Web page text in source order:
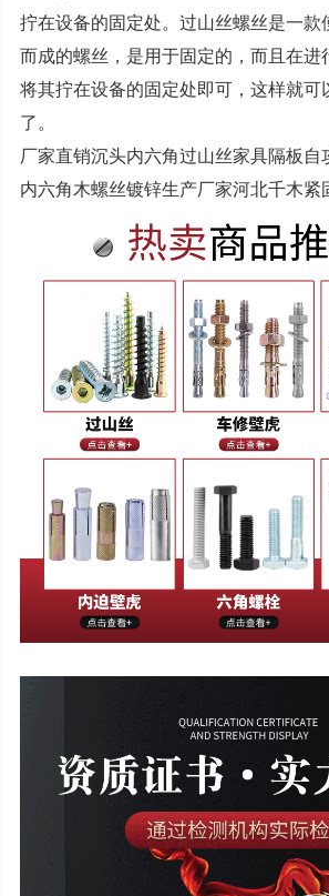
拧在设备的固定处。过山丝螺丝是一款
而成的螺丝，是用于固定的，而且在进
将其拧在设备的固定处即可，这样就可
了。
厂家直销沉头内六角过山丝家具隔板自
内六角木螺丝镀锌生产厂家河北千木紧